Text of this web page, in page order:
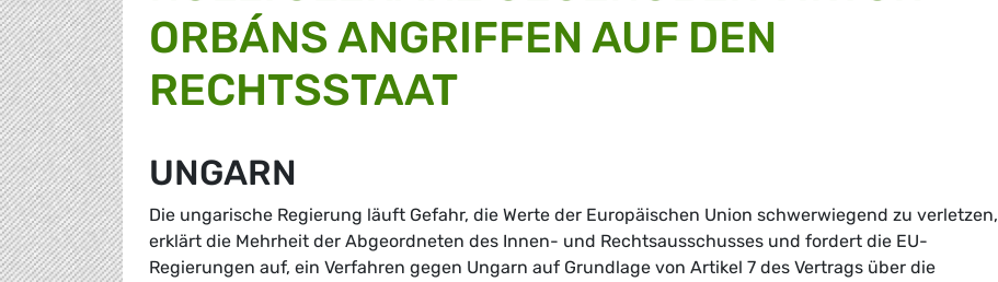
ORBÁNS ANGRIFFEN AUF DEN
RECHTSSTAAT
UNGARN
Die ungarische Regierung läuft Gefahr, die Werte der Europäischen Union schwerwiegend zu verletzen,
erklärt die Mehrheit der Abgeordneten des Innen- und Rechtsausschusses und fordert die EU-
Regierungen auf, ein Verfahren gegen Ungarn auf Grundlage von Artikel 7 des Vertrags über die